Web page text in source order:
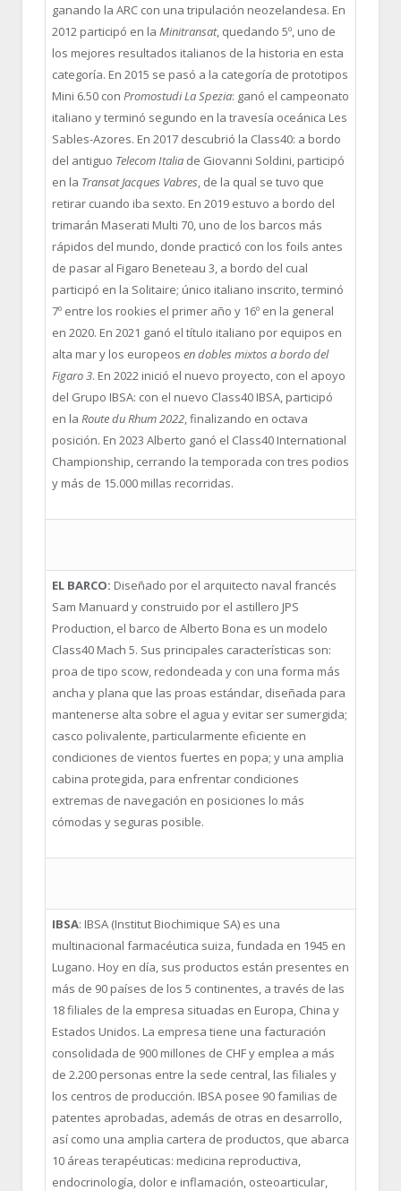
ganando la ARC con una tripulación neozelandesa. En
2012 participó en la Minitransat, quedando 5º, uno de
los mejores resultados italianos de la historia en esta
categoría. En 2015 se pasó a la categoría de prototipos
Mini 6.50 con Promostudi La Spezia: ganó el campeonato
italiano y terminó segundo en la travesía oceánica Les
Sables-Azores. En 2017 descubrió la Class40: a bordo
del antiguo Telecom Italia de Giovanni Soldini, participó
en la Transat Jacques Vabres, de la qual se tuvo que
retirar cuando iba sexto. En 2019 estuvo a bordo del
trimarán Maserati Multi 70, uno de los barcos más
rápidos del mundo, donde practicó con los foils antes
de pasar al Figaro Beneteau 3, a bordo del cual
participó en la Solitaire; único italiano inscrito, terminó
7º entre los rookies el primer año y 16º en la general
en 2020. En 2021 ganó el título italiano por equipos en
alta mar y los europeos en dobles mixtos a bordo del
Figaro 3. En 2022 inició el nuevo proyecto, con el apoyo
del Grupo IBSA: con el nuevo Class40 IBSA, participó
en la Route du Rhum 2022, finalizando en octava
posición. En 2023 Alberto ganó el Class40 International
Championship, cerrando la temporada con tres podios
y más de 15.000 millas recorridas.
EL BARCO: Diseñado por el arquitecto naval francés
Sam Manuard y construido por el astillero JPS
Production, el barco de Alberto Bona es un modelo
Class40 Mach 5. Sus principales características son:
proa de tipo scow, redondeada y con una forma más
ancha y plana que las proas estándar, diseñada para
mantenerse alta sobre el agua y evitar ser sumergida;
casco polivalente, particularmente eficiente en
condiciones de vientos fuertes en popa; y una amplia
cabina protegida, para enfrentar condiciones
extremas de navegación en posiciones lo más
cómodas y seguras posible.
IBSA: IBSA (Institut Biochimique SA) es una
multinacional farmacéutica suiza, fundada en 1945 en
Lugano. Hoy en día, sus productos están presentes en
más de 90 países de los 5 continentes, a través de las
18 filiales de la empresa situadas en Europa, China y
Estados Unidos. La empresa tiene una facturación
consolidada de 900 millones de CHF y emplea a más
de 2.200 personas entre la sede central, las filiales y
los centros de producción. IBSA posee 90 familias de
patentes aprobadas, además de otras en desarrollo,
así como una amplia cartera de productos, que abarca
10 áreas terapéuticas: medicina reproductiva,
endocrinología, dolor e inflamación, osteoarticular,